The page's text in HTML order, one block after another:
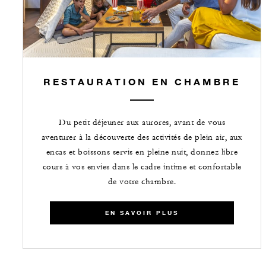
RESTAURATION EN CHAMBRE
Du petit déjeuner aux aurores, avant de vous
aventurer à la découverte des activités de plein air, aux
encas et boissons servis en pleine nuit, donnez libre
cours à vos envies dans le cadre intime et confortable
de votre chambre.
EN SAVOIR PLUS